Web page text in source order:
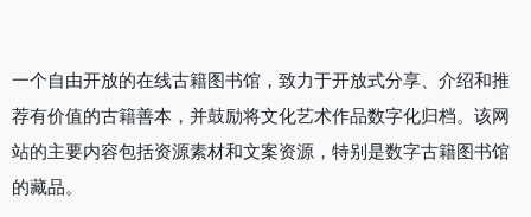
一个自由开放的在线古籍图书馆，致力于开放式分享、介绍和推
荐有价值的古籍善本，并鼓励将文化艺术作品数字化归档。该网
站的主要内容包括资源素材和文案资源，特别是数字古籍图书馆
的藏品。